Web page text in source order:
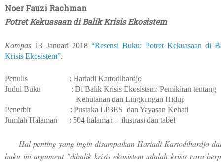
Noer Fauzi Rachman
PotretKekuasaan di Balik Krisis Ekosistem
Kompas 13 Januari 2018“Resensi Buku: Potret Kekuasaan di
Krisis Ekosistem”.
Penulis : Hariadi Kartodihardjo
Judul Buku : Di Balik Krisis Ekosistem: Pemikiran tentang
Kehutanan dan Lingkungan Hidup
Penerbit : Pustaka LP3ES dan Yayasan Kehati
Jumlah Halaman : 504 halaman + ilustrasi dan tabel
Hal penting yang ingin disampaikan Hariadi Kartodihardjo
buku ini argument "dibalik krisis ekosistem adalah krisis cara